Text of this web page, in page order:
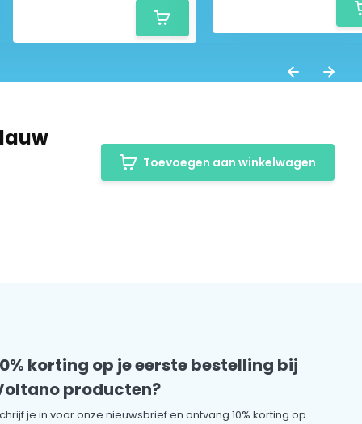
Toevoegen aan winkelwagen
korting op je eerste bestelling bij
producten?
je in voor onze nieuwsbrief en ontvang 10% korting op